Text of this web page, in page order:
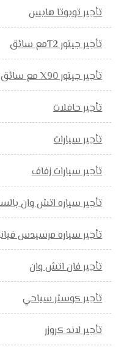
تأجير تويوتا هايس
تأجير جيتور T2مع سائق
تأجير جيتور X90 مع سائق
تأجير حافلات
تأجير سيارات
تأجير سيارات زفاف
تأجير سياره اتش وان
تأجير سياره مرسيدس
تأجير فان اتش وان
تأجير كوستر سياحي
تأجير لاند كروزر